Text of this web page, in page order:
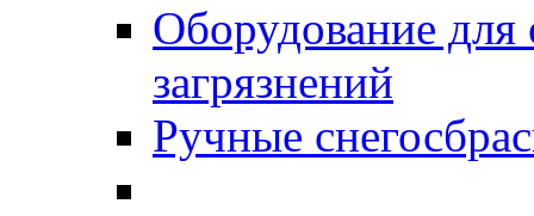
Оборудование для
загрязнений
Ручные